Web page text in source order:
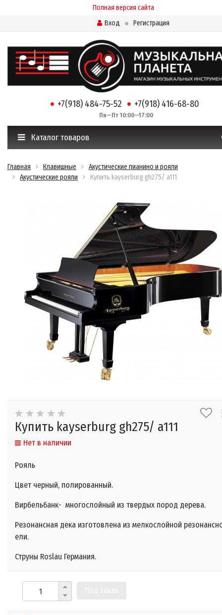
Полная версия сайта
Вход
Регистрация
+7(918) 484-75-52 +7(918) 416-68-80
Пн—Пт 10:00—17:00
Каталог товаров
Главная Клавишные
Акустические пианино и рояли
Акустические рояли
Купить kayserburg gh275/ a111
Купить kayserburg gh275/ a111
Нет в наличии
Рояль
Цвет черный, полированный.
Вирбельбанк- многослойный из твердых пород дерева.
Резонансная дека изготовлена из мелкослойной
ели.
Струны Roslau Германия.